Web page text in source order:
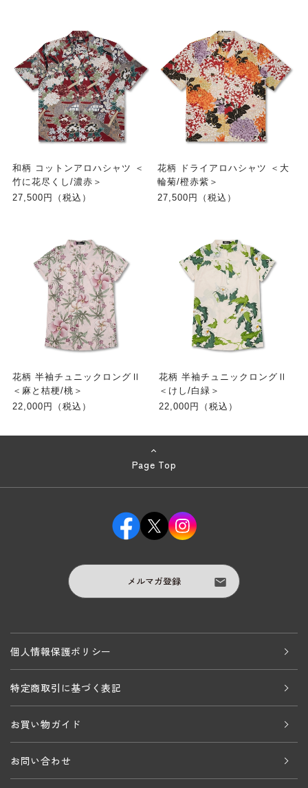
和柄 コットンアロハシャツ ＜
竹に花尽くし/濃赤＞
27,500円（税込）
花柄 ドライアロハシャツ ＜大
輪菊/橙赤紫＞
27,500円（税込）
花柄 半袖チュニックロングⅡ
＜麻と桔梗/桃＞
22,000円（税込）
花柄 半袖チュニックロングⅡ
＜けし/白緑＞
22,000円（税込）
Page Top
メルマガ登録
個人情報保護ポリシー
特定商取引に基づく表記
お買い物ガイド
お問い合わせ